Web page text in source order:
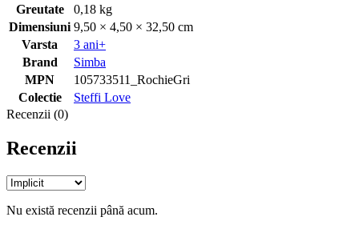
Greutate
0,18 kg
Dimensiuni 9,50 × 4,50 × 32,50 cm
Varsta
3 ani+
Brand
Simba
MPN
105733511_RochieGri
Colectie
Steffi Love
Recenzii (0)
Recenzii
Nu există recenzii până acum.